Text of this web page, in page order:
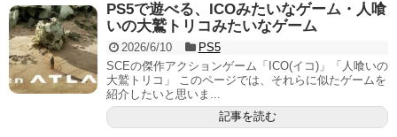
PS5で遊べる、ICOみたいなゲーム・人喰
いの大鷲トリコみたいなゲーム
2026/6/10
PS5
SCEの傑作アクションゲーム「ICO(イコ)」「人喰いの
大鷲トリコ」 このページでは、それらに似たゲームを
紹介したいと思いま...
記事を読む